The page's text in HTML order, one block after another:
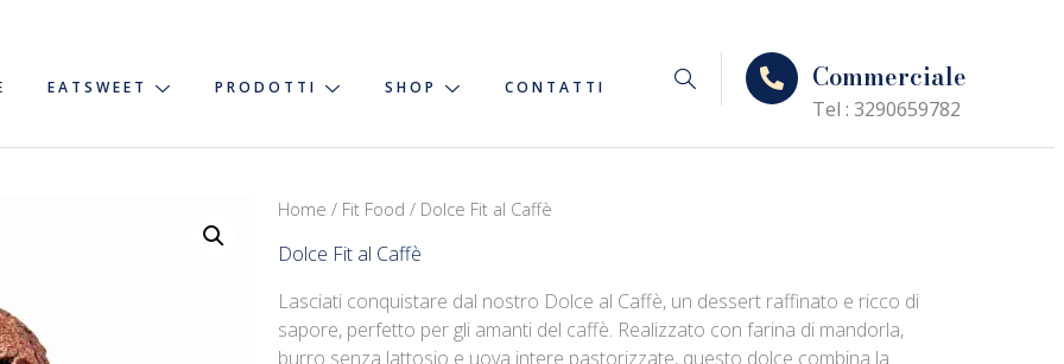
EATSWEET PRODOTTI SHOP CONTATTI Commerciale
Tel : 3290659782
Home / Fit Food / Dolce Fit al Caffè
Dolce Fit al Caffè
Lasciati conquistare dal nostro Dolce al Caffè, un dessert raffinato e ricco di
sapore, perfetto per gli amanti del caffè. Realizzato con farina di mandorla,
burro senza lattosio e uova intere pastorizzate, questo dolce combina la